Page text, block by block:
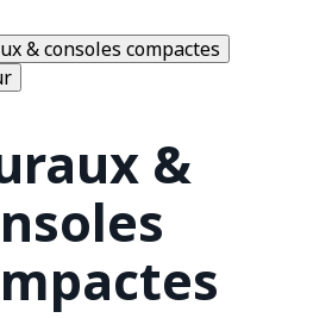
& consoles compactes
&